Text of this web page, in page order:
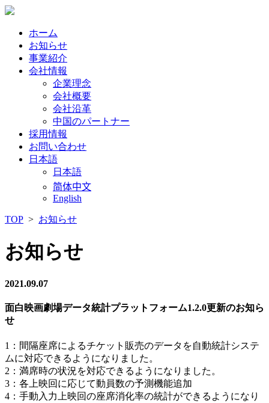
ホーム
お知らせ
事業紹介
会社情報
企業理念
会社概要
会社沿革
中国のパートナー
採用情報
お問い合わせ
日本語
日本語
简体中文
English
TOP > お知らせ
お知らせ
2021.09.07
面白映画劇場データ統計プラットフォーム1.2.0更新のお知ら
せ
1：間隔座席によるチケット販売のデータを自動統計システ
ムに対応できるようになりました。
2：満席時の状況を対応できるようになりました。
3：各上映回に応じて動員数の予測機能追加
4：手動入力上映回の座席消化率の統計ができるようになり